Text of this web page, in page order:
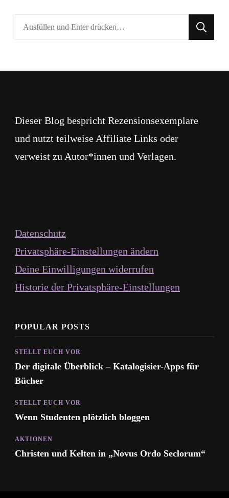
Suchst
du
Dieser Blog bespricht Rezensionsexemplare
und nutzt teilweise Affiliate Links oder
verweist zu Autor*innen und Verlagen.
Datenschutz
Privatsphäre-Einstellungen ändern
Deine Einwilligungen widerrufen
Historie der Privatsphäre-Einstellungen
POPULAR POSTS
STELLT EUCH VOR
Der digitale Überblick – Katalogisier-Apps für
Bücher
STELLT EUCH VOR
Wenn Studenten plötzlich bloggen
AKTIONEN
Christen und Kelten in „Novus Ordo Seclorum“